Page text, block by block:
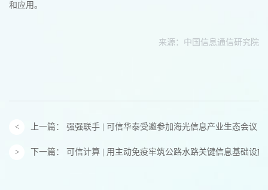
和应用。
来源：中国信息通信研究院
上一篇： 强强联手 | 可信华泰受邀参加海光信息产业生态会议
下一篇： 可信计算 | 用主动免疫牢筑公路水路关键信息基础设